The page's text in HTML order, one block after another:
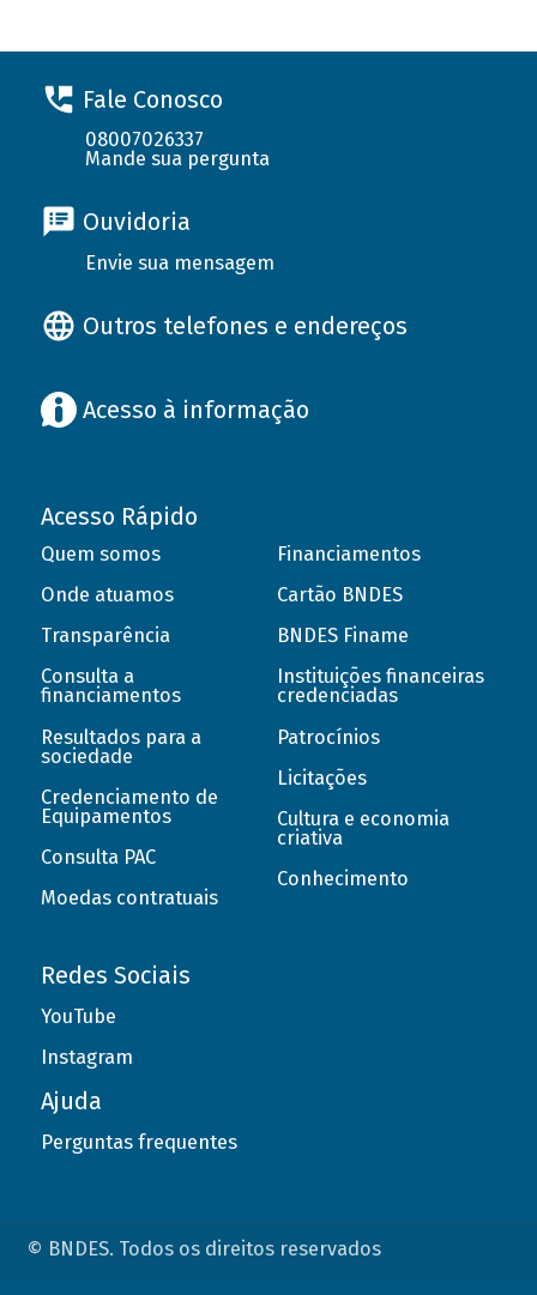
Fale Conosco
08007026337
Mande sua pergunta
Ouvidoria
Envie sua mensagem
Outros telefones e endereços
Acesso à informação
Acesso Rápido
Quem somos
Onde atuamos
Transparência
Consulta a
financiamentos
Resultados para a
sociedade
Credenciamento de
Equipamentos
Consulta PAC
Moedas contratuais
Financiamentos
Cartão BNDES
BNDES Finame
Instituições financeiras
credenciadas
Patrocínios
Licitações
Cultura e economia
criativa
Conhecimento
Redes Sociais
YouTube
Instagram
Ajuda
Perguntas frequentes
© BNDES. Todos os direitos reservados